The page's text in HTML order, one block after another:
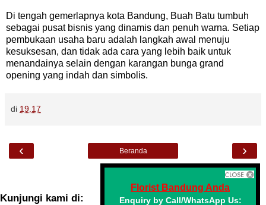
Di tengah gemerlapnya kota Bandung, Buah Batu tumbuh
sebagai pusat bisnis yang dinamis dan penuh warna. Setiap
pembukaan usaha baru adalah langkah awal menuju
kesuksesan, dan tidak ada cara yang lebih baik untuk
menandainya selain dengan karangan bunga grand
opening yang indah dan simbolis.
di 19.17
‹ ›
Beranda
Florist Bandung Anda
Enquiry by Call/WhatsApp Us:
Kunjungi kami di: